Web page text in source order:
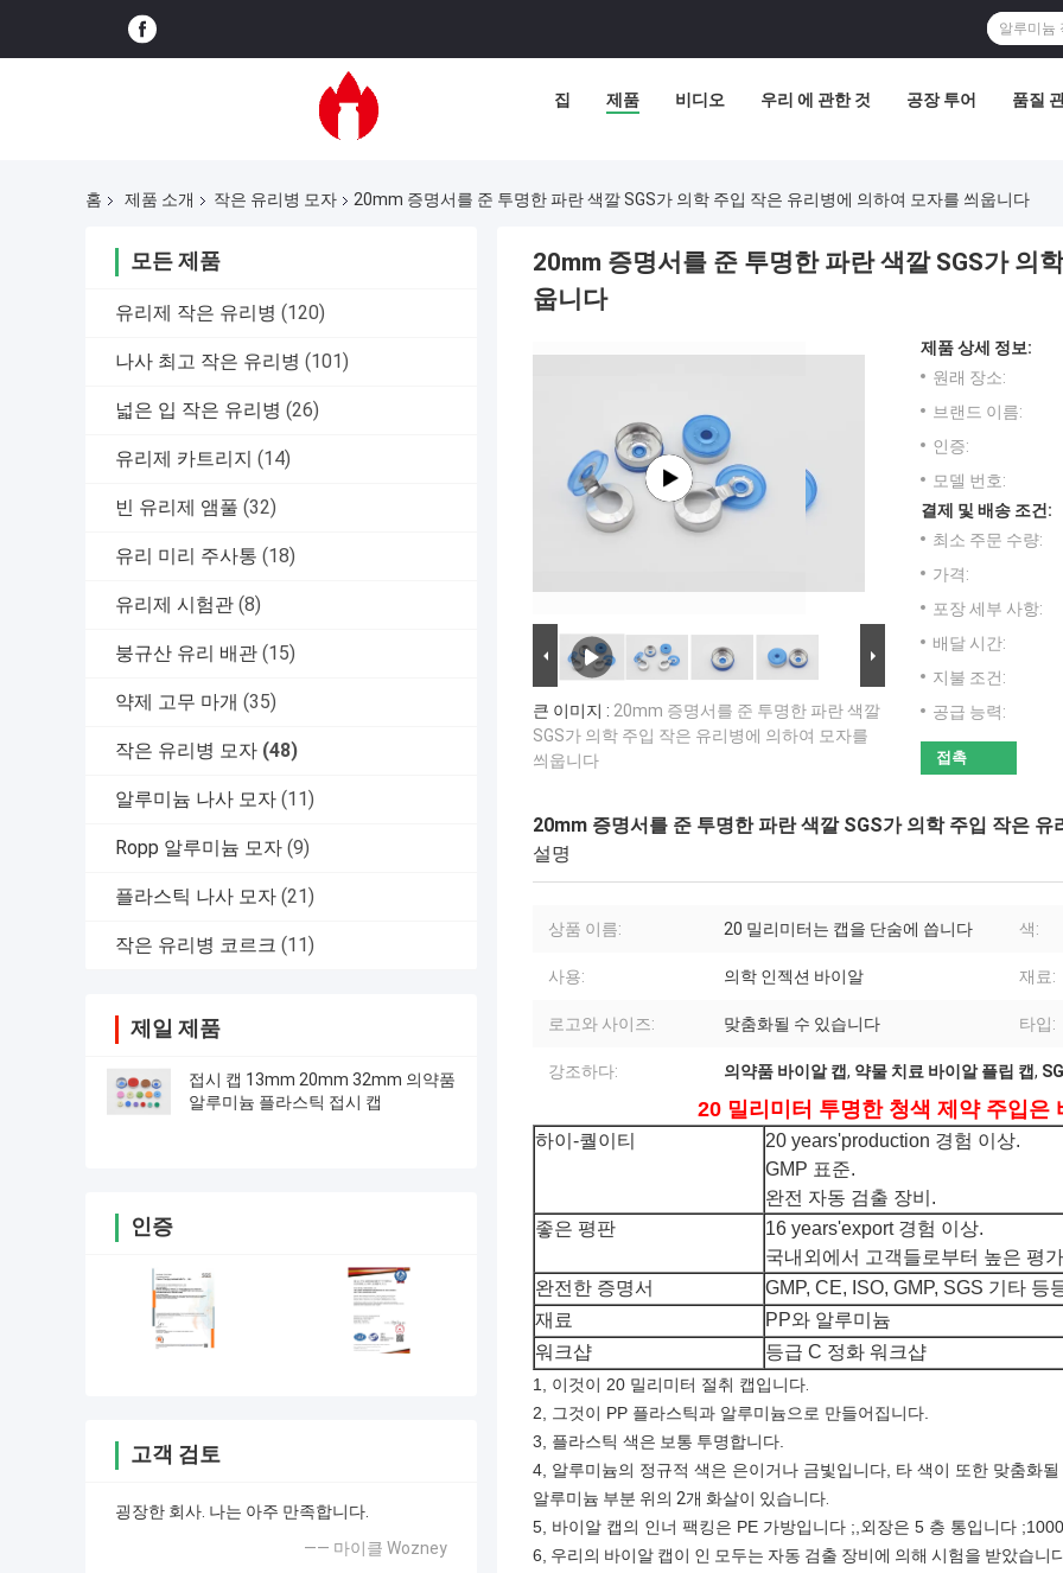
집 제품 비디오 우리 에 관한 것 공장 투어 품질
홈 제품 소개 작은 유리병 모자 20mm 증명서를 준 투명한 파란 색깔 SGS가 의학 주입 작은 유리병에 의하여 모자를 씌웁니다
모든 제품
유리제 작은 유리병 (120)
나사 최고 작은 유리병 (101)
넓은 입 작은 유리병 (26)
유리제 카트리지 (14)
빈 유리제 앰풀 (32)
유리 미리 주사통 (18)
유리제 시험관 (8)
붕규산 유리 배관 (15)
약제 고무 마개 (35)
작은 유리병 모자 (48)
알루미늄 나사 모자 (11)
Ropp 알루미늄 모자 (9)
플라스틱 나사 모자 (21)
작은 유리병 코르크 (11)
제일 제품
접시 캡 13mm 20mm 32mm 의약품
알루미늄 플라스틱 접시 캡
인증
고객 검토
굉장한 회사. 나는 아주 만족합니다.
—— 마이클 Wozney
20mm 증명서를 준 투명한 파란 색깔 SGS가 의
웁니다
큰 이미지 : 20mm 증명서를 준 투명한 파란 색깔
SGS가 의학 주입 작은 유리병에 의하여 모자를
씌웁니다
제품 상세 정보:
원래 장소:
브랜드 이름:
인증:
모델 번호:
결제 및 배송 조건:
최소 주문 수량:
가격:
포장 세부 사항:
배달 시간:
지불 조건:
공급 능력:
접촉
20mm 증명서를 준 투명한 파란 색깔 SGS가 의학 주입 작은
설명
상품 이름: 20 밀리미터는 캡을 단숨에 씁니다 색:
사용: 의학 인젝션 바이알 재료:
로고와 사이즈: 맞춤화될 수 있습니다 타입:
강조하다: 의약품 바이알 캡, 약물 치료 바이알 플립 캡,
20 밀리미터 투명한 청색 제약 주입은
하이-퀄이티
20 years'production 경험 이상.
GMP 표준.
완전 자동 검출 장비.
좋은 평판
16 years'export 경험 이상.
국내외에서 고객들로부터 높은 평
완전한 증명서
GMP, CE, ISO, GMP, SGS 기타 등
재료
PP와 알루미늄
워크샵
등급 C 정화 워크샵
1, 이것이 20 밀리미터 절취 캡입니다.
2, 그것이 PP 플라스틱과 알루미늄으로 만들어집니다.
3, 플라스틱 색은 보통 투명합니다.
4, 알루미늄의 정규적 색은 은이거나 금빛입니다, 타 색이 또한 맞춤화
알루미늄 부분 위의 2개 화살이 있습니다.
5, 바이알 캡의 인너 팩킹은 PE 가방입니다 ;,외장은 5 층 통입니다
6, 우리의 바이알 캡이 인 모두는 자동 검출 장비에 의해 시험을 받았습니